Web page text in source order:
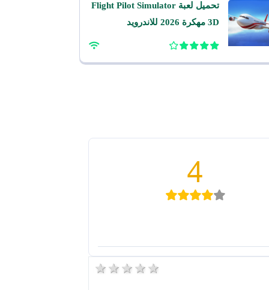
تحميل لعبة Flight Pilot Simulator
3D مهكرة 2026 للاندرويد
4
5 stars 4 stars 3 stars 2 stars 1 star